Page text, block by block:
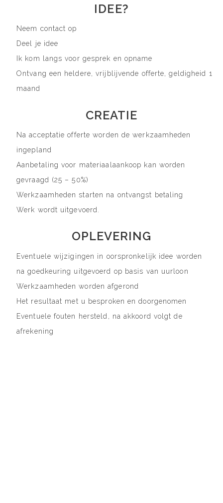
IDEE?
Neem contact op
Deel je idee
Ik kom langs voor gesprek en opname
Ontvang een heldere, vrijblijvende offerte, geldigheid 1
maand
CREATIE
Na acceptatie offerte worden de werkzaamheden
ingepland
Aanbetaling voor materiaalaankoop kan worden
gevraagd (25 – 50%)
Werkzaamheden starten na ontvangst betaling
Werk wordt uitgevoerd.
OPLEVERING
Eventuele wijzigingen in oorspronkelijk idee worden
na goedkeuring uitgevoerd op basis van uurloon
Werkzaamheden worden afgerond
Het resultaat met u besproken en doorgenomen
Eventuele fouten hersteld, na akkoord volgt de
afrekening